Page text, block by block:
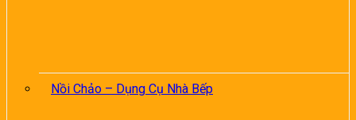
Nồi Chảo – Dụng Cụ Nhà Bếp